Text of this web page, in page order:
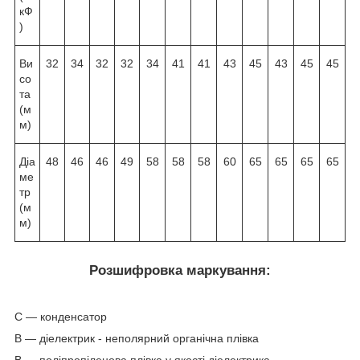
кФ
)
Ви
со
та
(м
м)
32 34 32 32 34 41 41 43 45 43 45 45
Діа
ме
тр
(м
м)
48 46 46 49 58 58 58 60 65 65 65 65
Розшифровка маркування:
С — конденсатор
В — діелектрик - неполярний органічна плівка